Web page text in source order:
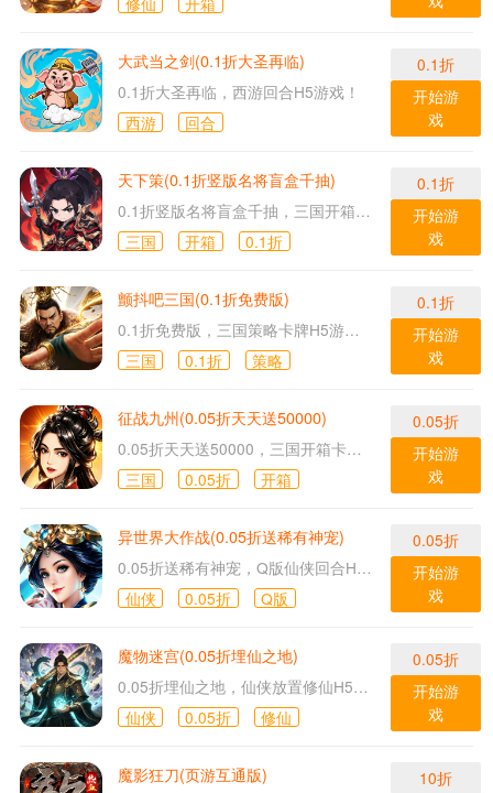
大武当之剑(0.1折大圣再临)
0.1折大圣再临，西游回合H5游戏！
西游
回合
0.1折
开始游
戏
天下策(0.1折竖版名将盲盒千抽)
0.1折竖版名将盲盒千抽，三国开箱放置H5游戏！
三国
开箱 0.1折
0.1折
开始游
戏
颤抖吧三国(0.1折免费版)
0.1折免费版，三国策略卡牌H5游戏！
三国
0.1折 策略
0.1折
开始游
戏
征战九州(0.05折天天送50000)
0.05折天天送50000，三国开箱卡牌H5游戏！
三国
0.05折 开箱
0.05折
开始游
戏
异世界大作战(0.05折送稀有神宠)
0.05折送稀有神宠，Q版仙侠回合H5游戏！
仙侠
0.05折 Q版
0.05折
开始游
戏
魔物迷宫(0.05折埋仙之地)
0.05折埋仙之地，仙侠放置修仙H5游戏！
仙侠
0.05折 修仙
0.05折
开始游
戏
魔影狂刀(页游互通版)
10折